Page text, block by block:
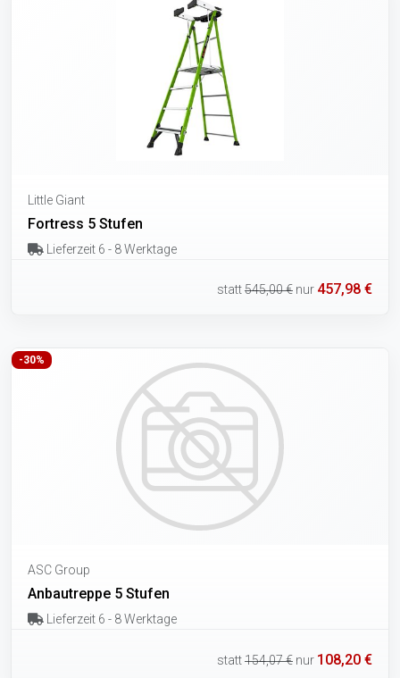
Little Giant
Fortress 5 Stufen
Lieferzeit 6 - 8 Werktage
statt545,00 € nur 457,98 €
-30%
ASC Group
Anbautreppe 5 Stufen
Lieferzeit 6 - 8 Werktage
statt154,07 € nur 108,20 €